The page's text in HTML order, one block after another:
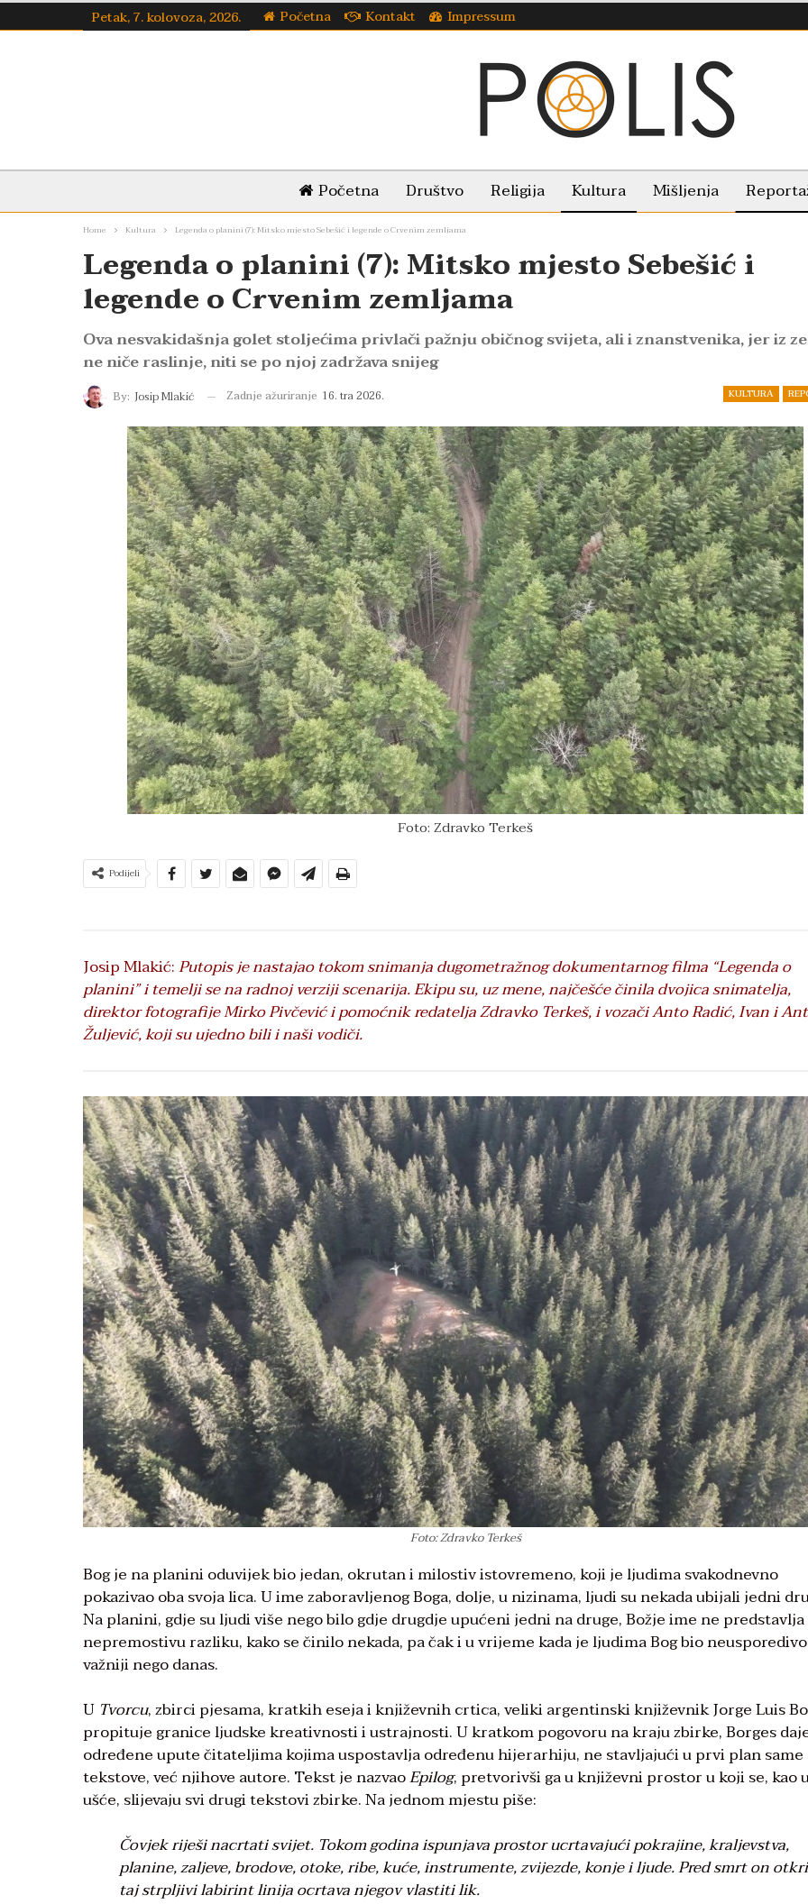
Petak, 7. kolovoza, 2026. Početna Kontakt Impressum
Početna Društvo Religija Kultura Mišljenja
Home Kultura Legenda o planini (7): Mitsko mjesto Sebešić i legende o Crvenim zemljama
Legenda o planini (7): Mitsko mjesto Sebešić i
legende o Crvenim zemljama
Ova nesvakidašnja golet stoljećima privlači pažnju običnog svijeta, ali i znanstvenika, jer iz
ne niče raslinje, niti se po njoj zadržava snijeg
KULTURA
By: Josip Mlakić Zadnje ažuriranje 16. tra 2026.
Foto: Zdravko Terkeš
Podijeli
Josip Mlakić:Putopis je nastajao tokom snimanja dugometražnog dokumentarnog filma “Legenda o
planini” i temelji se na radnoj verziji scenarija. Ekipu su, uz mene, najčešće činila dvojica snimatelja,
direktor fotografije Mirko Pivčević i pomoćnik redatelja Zdravko Terkeš, i vozači Anto Radić, Ivan i
Žuljević, koji su ujedno bili i naši vodiči.
Foto: Zdravko Terkeš
Bog je na planini oduvijek bio jedan, okrutan i milostiv istovremeno, koji je ljudima svakodnevno
pokazivao oba svoja lica. U ime zaboravljenog Boga, dolje, u nizinama, ljudi su nekada ubijali jedni
Na planini, gdje su ljudi više nego bilo gdje drugdje upućeni jedni na druge, Božje ime ne predstavlja
nepremostivu razliku, kako se činilo nekada, pa čak i u vrijeme kada je ljudima Bog bio neusporedivo
važniji nego danas.
U Tvorcu, zbirci pjesama, kratkih eseja i književnih crtica, veliki argentinski književnik Jorge Luis
propituje granice ljudske kreativnosti i ustrajnosti. U kratkom pogovoru na kraju zbirke, Borges
određene upute čitateljima kojima uspostavlja određenu hijerarhiju, ne stavljajući u prvi plan same
tekstove, već njihove autore. Tekst je nazvaoEpilog, pretvorivši ga u književni prostor u koji se, kao
ušće, slijevaju svi drugi tekstovi zbirke. Na jednom mjestu piše:
Čovjek riješi nacrtati svijet. Tokom godina ispunjava prostor ucrtavajući pokrajine, kraljevstva,
planine, zaljeve, brodove, otoke, ribe, kuće, instrumente, zvijezde, konje i ljude. Pred smrt on
taj strpljivi labirint linija ocrtava njegov vlastiti lik.